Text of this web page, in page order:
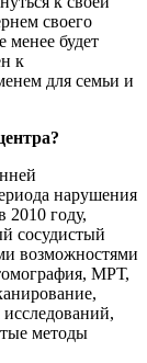
своего
менее будет
к
для семьи и
нарушения
2010 году,
сосудистый
возможностями
МРТ,
методы